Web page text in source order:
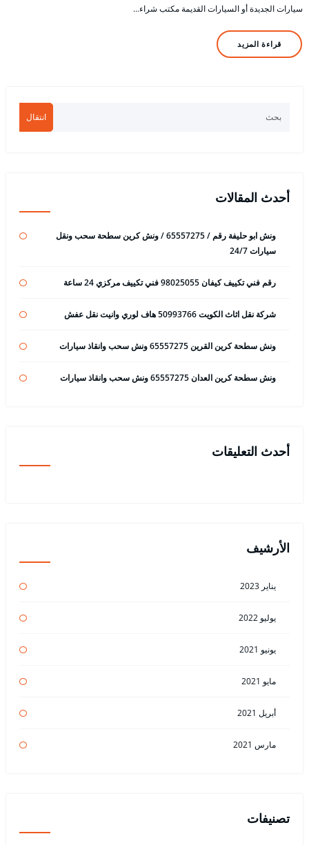
سيارات الجديدة أو السيارات القديمة مكتب شراء…
قراءة المزيد
انتقال
أحدث المقالات
ونش ابو حليفة رقم / 65557275 / ونش كرين سطحة سحب ونقل
سيارات 24/7
رقم فني تكييف كيفان 98025055 فني تكييف مركزي 24 ساعة
شركة نقل اثاث الكويت 50993766 هاف لوري وانيت نقل عفش
ونش سطحة كرين القرين 65557275 ونش سحب وانقاذ سيارات
ونش سطحة كرين العدان 65557275 ونش سحب وانقاذ سيارات
أحدث التعليقات
الأرشيف
يناير 2023
يوليو 2022
يونيو 2021
مايو 2021
أبريل 2021
مارس 2021
تصنيفات